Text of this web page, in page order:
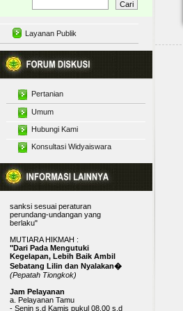
Layanan Publik
Pertanian
Budidaya Tanaman
Pelatihan Pertanian
Penyuluhan Pertanian
Umum
Diskusi Pertanian
Hubungi Kami
Interaktif
Konsultasi Widyaiswara
Tanggapan Artikel dan
Karya Tulis
Widyaiswara
Motto"BAPELTAN JAMBI BISA"
Maklumat Pelayanan Infromasi
Publik
"Dengan ini, kami menyatakan
sanggup menyelenggarakan
pelayanan informasi publik yang
menepati janji, kami siap menerima
sanksi sesuai peraturan
perundang-undangan yang
berlaku"
MUTIARA HIKMAH :
"Dari Pada Mengutuki
Kegelapan, Lebih Baik Ambil
Sebatang Lilin dan Nyalakan�
(Pepatah Tiongkok)
Jam Pelayanan
a. Pelayanan Tamu
- Senin s.d Kamis pukul 08.00 s.d
16.00 wib
- Istirahat pukul 12.00 s.d 13.00 wib
- Jumat pukul 08.00 s.d 16.30 wib